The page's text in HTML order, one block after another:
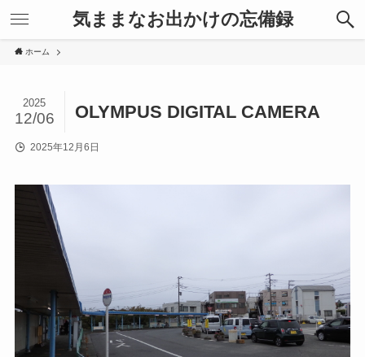
気ままなお出かけの忘備録
ホーム
OLYMPUS DIGITAL CAMERA
2025
12/06
2025年12月6日